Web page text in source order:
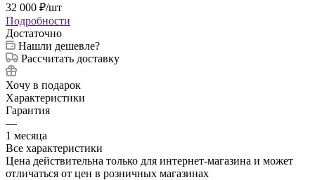
32 000 ₽/шт
Подробности
Достаточно
Нашли дешевле?
Рассчитать доставку
Хочу в подарок
Характеристики
Гарантия
—
1 месяца
Все характеристики
Цена действительна только для интернет-магазина и может
отличаться от цен в розничных магазинах